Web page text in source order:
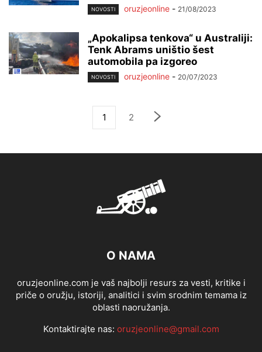
NOVOSTI oruzjeonline - 21/08/2023
„Apokalipsa tenkova“ u Australiji:
Tenk Abrams uništio šest
automobila pa izgoreo
NOVOSTI oruzjeonline - 20/07/2023
1 2
O NAMA
oruzjeonline.com je vaš najbolji resurs za vesti, kritike i
priče o oružju, istoriji, analitici i svim srodnim temama iz
oblasti naoružanja.
Kontaktirajte nas: oruzjeonline@gmail.com